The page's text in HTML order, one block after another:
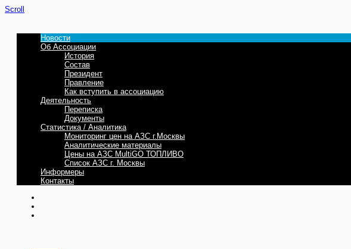
Scroll
Новости
Об Ассоциации
История
Состав
Президент
Правление
Как вступить в ассоциацию
Деятельность
Переписка
Документы
Статистика / Аналитика
Мониторинг цен на АЗС г.Москвы
Аналитические материалы
Цены на АЗС MultiGO ТОПЛИВО
Список АЗС г. Москвы
Информеры
Контакты